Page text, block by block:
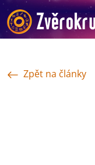
Zpět na články